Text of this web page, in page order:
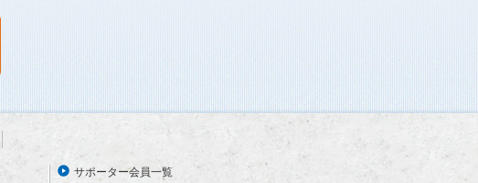
伴う情報更新停止のお知
らせ(04/26～04/29、05/0
ユーザー各位
サポーター会員一覧